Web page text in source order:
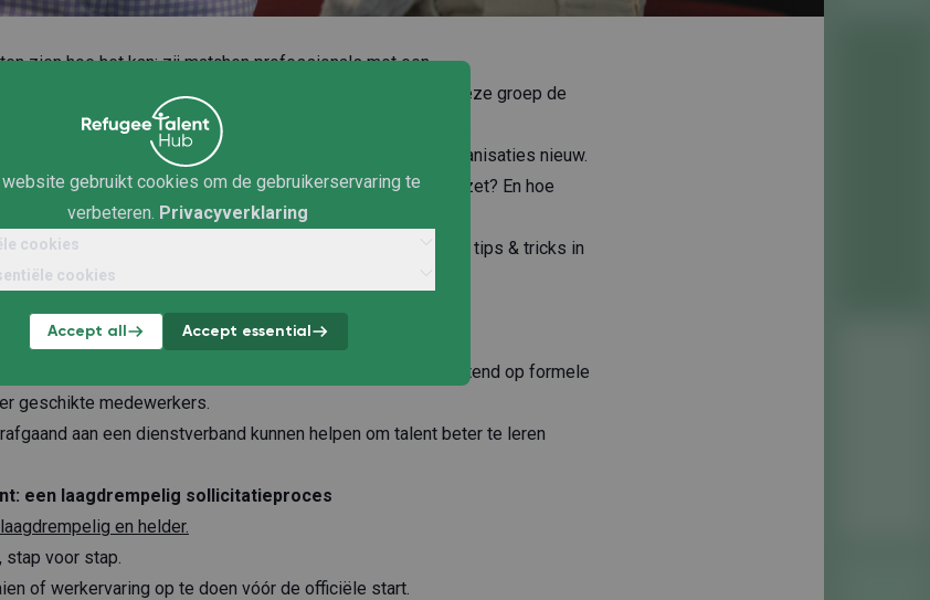
website gebruikt cookies om de gebruikerservaring te
verbeteren. Privacyverklaring
cookies
cookies
Accept all Accept essential
zien hoe het kan: zij matchen professionals met een
vacatures die passen bij hun talent en ervaring. Dat biedt deze groep de
én helpt werkgevers om personeelstekorten aan te pakken.
collega’s met een vluchtelingenachtergrond is voor veel organisaties nieuw.
Waar moet je rekening mee houden bij begeleiding en inzet? En hoe
die werkt voor iedereen – ook op de lange termijn?
je op weg. Hieronder vind je een aantal van de belangrijkste tips & tricks in
op vaardigheden en motivatie
de
van kandidaten in plaats van uitsluitend op formele
geschikte medewerkers.
aan een dienstverband kunnen helpen om talent beter te leren
een laagdrempelig sollicitatieproces
laagdrempelig en helder.
stap voor stap.
of werkervaring op te doen vóór de officiële start.